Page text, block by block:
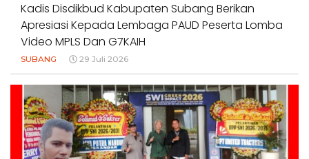
Kadis Disdikbud Kabupaten Subang Berikan
Apresiasi Kepada Lembaga PAUD Peserta Lomba
Video MPLS Dan G7KAIH
SUBANG 29 Juli 2026